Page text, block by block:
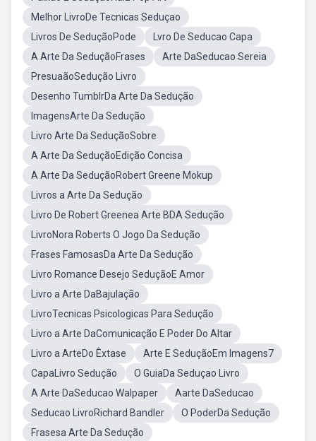
Melhor LivroDe Tecnicas Seduçao
Livros De SeduçãoPode
Lvro De Seducao Capa
A Arte Da SeduçãoFrases
Arte DaSeducao Sereia
PresuaãoSedução Livro
Desenho TumblrDa Arte Da Sedução
ImagensArte Da Sedução
Livro Arte Da SeduçãoSobre
A Arte Da SeduçãoEdição Concisa
A Arte Da SeduçãoRobert Greene Mokup
Livros a Arte Da Sedução
Livro De Robert Greenea Arte BDA Sedução
LivroNora Roberts O Jogo Da Sedução
Frases FamosasDa Arte Da Sedução
Livro Romance Desejo SeduçãoE Amor
Livro a Arte DaBajulação
LivroTecnicas Psicologicas Para Sedução
Livro a Arte DaComunicação E Poder Do Altar
Livro a ArteDo Êxtase
Arte E SeduçãoEm Imagens7
CapaLivro Sedução
O GuiaDa Seduçao Livro
A Arte DaSeducao Walpaper
Aarte DaSeducao
Seducao LivroRichard Bandler
O PoderDa Sedução
Frasesa Arte Da Sedução